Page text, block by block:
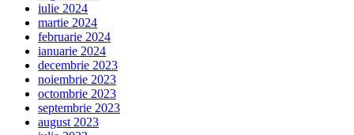
iulie 2024
martie 2024
februarie 2024
ianuarie 2024
decembrie 2023
noiembrie 2023
octombrie 2023
septembrie 2023
august 2023